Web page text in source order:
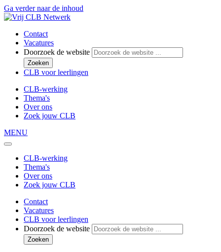
Ga verder naar de inhoud
Contact
Vacatures
Doorzoek de website
Zoeken
CLB voor leerlingen
CLB-werking
Thema's
Over ons
Zoek jouw CLB
MENU
CLB-werking
Thema's
Over ons
Zoek jouw CLB
Contact
Vacatures
CLB voor leerlingen
Doorzoek de website
Zoeken